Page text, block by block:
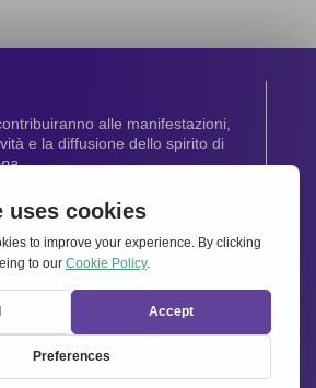
alle manifestazioni,
e la diffusione dello spirito di
.
Ora
di tutte le ultime notizie dalla